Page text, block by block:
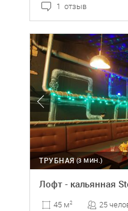
1 отзыв
(3 МИН.)
ТРУБНАЯ
Лофт - кальянная
45 м2 25